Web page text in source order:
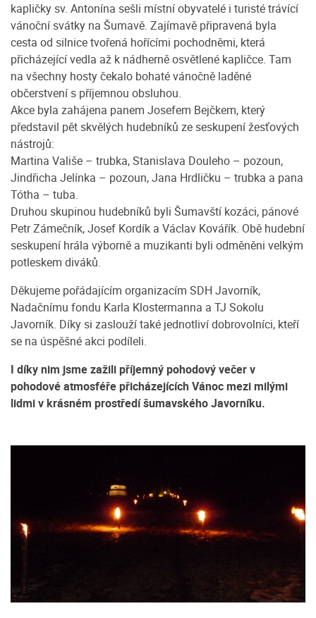
kapličky sv. Antonína sešli místní obyvatelé i turisté trávící
vánoční svátky na Šumavě. Zajímavě připravená byla
cesta od silnice tvořená hořícími pochodněmi, která
přicházející vedla až k nádherně osvětlené kapličce. Tam
na všechny hosty čekalo bohaté vánočně laděné
občerstvení s příjemnou obsluhou.
Akce byla zahájena panem Josefem Bejčkem, který
představil pět skvělých hudebníků ze seskupení žesťových
nástrojů:
Martina Vališe – trubka, Stanislava Douleho – pozoun,
Jindřicha Jelínka – pozoun, Jana Hrdličku – trubka a pana
Tótha – tuba.
Druhou skupinou hudebníků byli Šumavští kozáci, pánové
Petr Zámečník, Josef Kordík a Václav Kovářík. Obě hudební
seskupení hrála výborně a muzikanti byli odměněni velkým
potleskem diváků.
Děkujeme pořádajícím organizacím SDH Javorník,
Nadačnímu fondu Karla Klostermanna a TJ Sokolu
Javorník. Díky si zaslouží také jednotliví dobrovolníci, kteří
se na úspěšné akci podíleli.
I díky nim jsme zažili příjemný pohodový večer v
pohodové atmosféře přicházejících Vánoc mezi milými
lidmi v krásném prostředí šumavského Javorníku.